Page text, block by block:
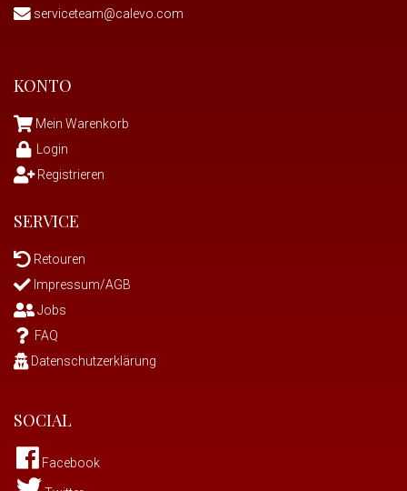
serviceteam@calevo.com
KONTO
Mein Warenkorb
Login
Registrieren
SERVICE
Retouren
Impressum/AGB
Jobs
FAQ
Datenschutzerklärung
SOCIAL
Facebook